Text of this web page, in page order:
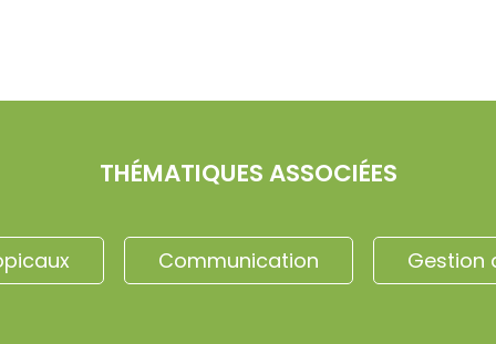
THÉMATIQUES ASSOCIÉES
Communication Gestion